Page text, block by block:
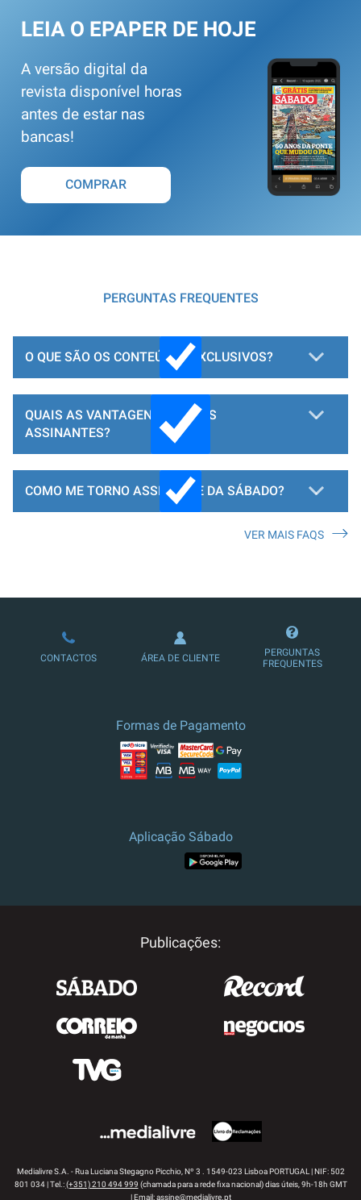
LEIA O EPAPER DE HOJE
A versão digital da
revista disponível horas
antes de estar nas
bancas!
COMPRAR
PERGUNTAS FREQUENTES
O QUE SÃO OS CONTEÚDOS EXCLUSIVOS?
QUAIS AS VANTAGENS PARA OS
ASSINANTES?
COMO ME TORNO ASSINANTE DA SÁBADO?
LOJA DE ASSINATURAS
VER MAIS FAQS
CONTACTOS ÁREA DE CLIENTE
PERGUNTAS
FREQUENTES
Formas de Pagamento
Aplicação Sábado
Publicações:
Medialivre S.A. - Rua Luciana Stegagno Picchio, Nº 3 . 1549-023 Lisboa PORTUGAL | NIF: 502
801 034 | Tel.:(+351) 210 494 999 (chamada para a rede fixa nacional) dias úteis, 9h-18h GMT
| Email:assine@medialivre.pt